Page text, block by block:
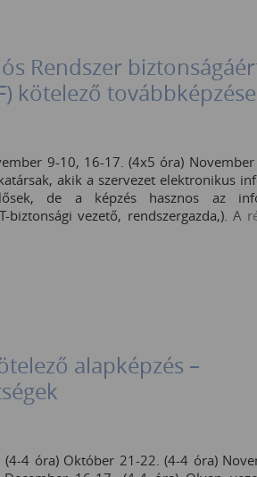
Rendszer
kötelező továbbképzése
9-10, 16-17. (4x5 óra) November
akik a szervezet elektronikus
de a képzés hasznos az
vezető, rendszergazda,). A
gyakorlatok terén. A képzés a
kötelezettség teljesítésére
adatvédelem, incidenskezelés
kiberbiztonságáról szóló
kiadott, Magyarország
sorolás követelményeiről, valamint
az SZTFH rendeletei. Ajánlott
alapképzés –
4 óra) Október 21-22. (4-4 óra)